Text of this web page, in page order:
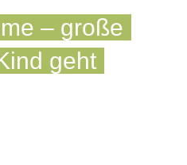
– große
geht